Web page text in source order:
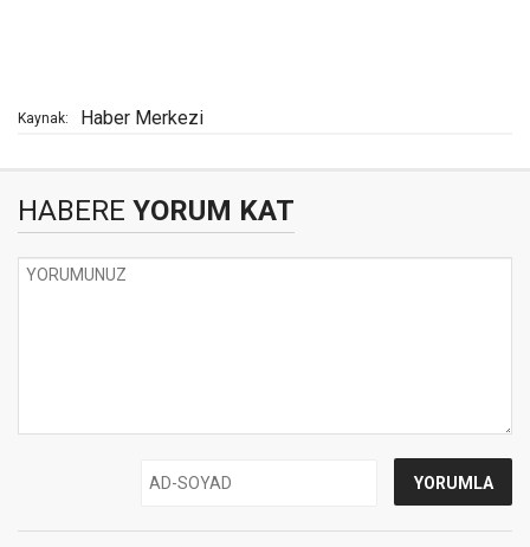
Kaynak: Haber Merkezi
HABERE YORUM KAT